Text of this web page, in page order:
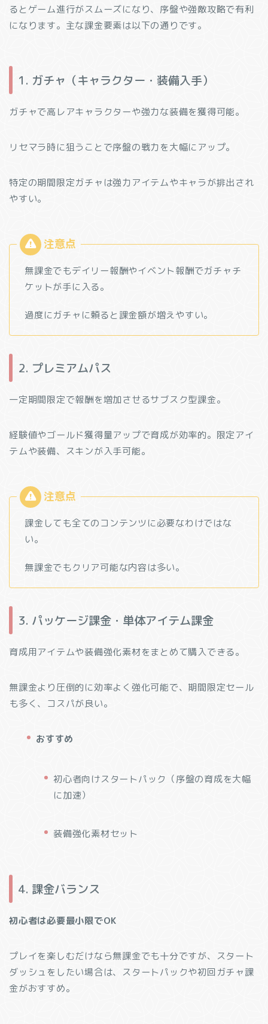
るとゲーム進行がスムーズになり、序盤や強敵攻略で有利
になります。主な課金要素は以下の通りです。
1. ガチャ（キャラクター・装備入手）
ガチャで高レアキャラクターや強力な装備を獲得可能。
リセマラ時に狙うことで序盤の戦力を大幅にアップ。
特定の期間限定ガチャは強力アイテムやキャラが排出され
やすい。
無課金でもデイリー報酬やイベント報酬でガチャチ
ケットが手に入る。
過度にガチャに頼ると課金額が増えやすい。
2. プレミアムパス
一定期間限定で報酬を増加させるサブスク型課金。
経験値やゴールド獲得量アップで育成が効率的。限定アイ
テムや装備、スキンが入手可能。
課金しても全てのコンテンツに必要なわけではな
い。
無課金でもクリア可能な内容は多い。
3. パッケージ課金・単体アイテム課金
育成用アイテムや装備強化素材をまとめて購入できる。
無課金より圧倒的に効率よく強化可能で、期間限定セール
も多く、コスパが良い。
おすすめ
初心者向けスタートパック（序盤の育成を大幅
に加速）
装備強化素材セット
4. 課金バランス
初心者は必要最小限でOK
プレイを楽しむだけなら無課金でも十分ですが、スタート
ダッシュをしたい場合は、スタートパックや初回ガチャ課
金がおすすめ。